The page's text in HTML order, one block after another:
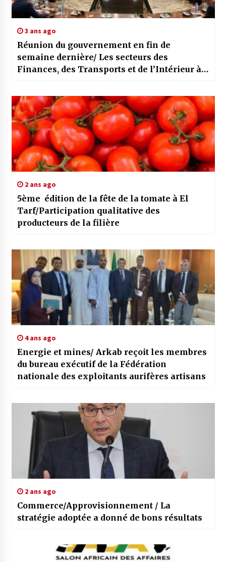
3 ans ago
Réunion du gouvernement en fin de
semaine dernière/ Les secteurs des
Finances, des Transports et de l’Intérieur à
2 ans ago
5ème édition de la fête de la tomate à El
Tarf/Participation qualitative des
producteurs de la filière
4 ans ago
Energie et mines/ Arkab reçoit les membres
du bureau exécutif de la Fédération
nationale des exploitants aurifères artisans
2 ans ago
Commerce/Approvisionnement / La
stratégie adoptée a donné de bons résultats